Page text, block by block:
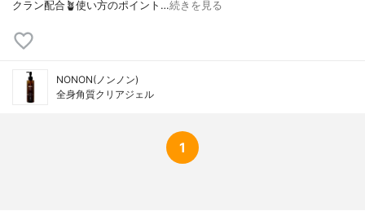
クラン配合🪴使い方のポイント…続きを見る
NONON(ノンノン)
全身角質クリアジェル
1